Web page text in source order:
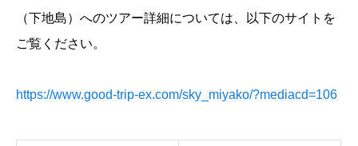
（下地島）へのツアー詳細については、以下のサイトを
ご覧ください。
https://www.good-trip-ex.com/sky_miyako/?mediacd=106